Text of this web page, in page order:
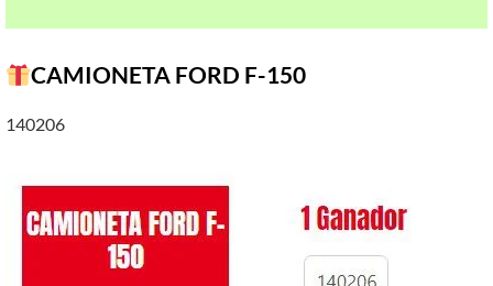
CAMIONETA FORD F-150
140206